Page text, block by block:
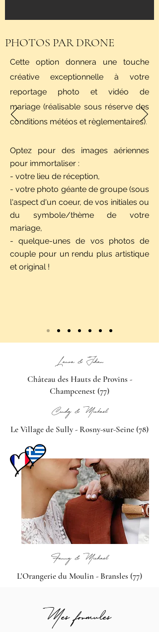
PHOTOS PAR DRONE
Cette option donnera une touche
créative exceptionnelle à votre
reportage photo et vidéo de
mariage(réalisable sous réserve des
conditions météos et règlementaires).
Optez pour des images aériennes
pour immortaliser :
- votre lieu de réception,
- votre photo géante de groupe (sous
l'aspect d'un coeur, de vos initiales ou
du symbole/thème de votre
mariage,
- quelque-unes de vos photos de
couple pour un rendu plus artistique
et original !
Laura & Johan
Château des Hauts de Provins -
Champcenest (77)
Cindy & Mickaël
Le Village de Sully - Rosny-sur-Seine (78)
Fanny & Michaël
L'Orangerie du Moulin - Bransles (77)
Mes formules